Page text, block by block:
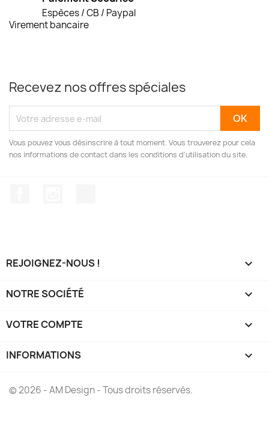
Espèces / CB / Paypal
Virement bancaire
Recevez nos offres spéciales
Vous pouvez vous désinscrire à tout moment. Vous trouverez pour cela
nos informations de contact dans les conditions d'utilisation du site.
REJOIGNEZ-NOUS ! 
NOTRE SOCIÉTÉ 
VOTRE COMPTE 
INFORMATIONS keyboard_arrow_down
© 2026 - AM Design - Tous droits réservés.